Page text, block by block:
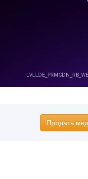
Продать